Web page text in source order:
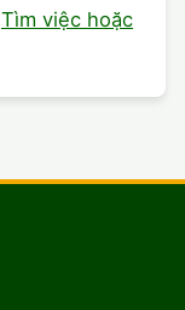
Tìm việc hoặc